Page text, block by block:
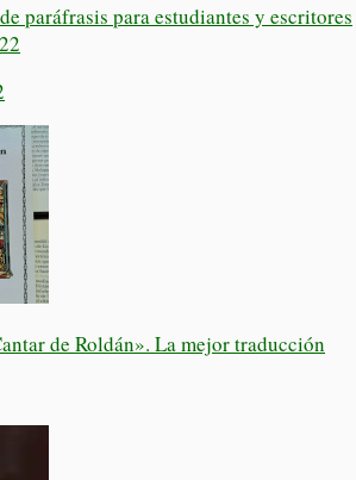
paráfrasis para estudiantes y escritores
de Roldán». La mejor traducción